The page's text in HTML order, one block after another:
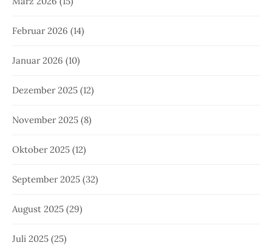
Februar 2026 (14)
Januar 2026 (10)
Dezember 2025 (12)
November 2025 (8)
Oktober 2025 (12)
September 2025 (32)
August 2025 (29)
Juli 2025 (25)